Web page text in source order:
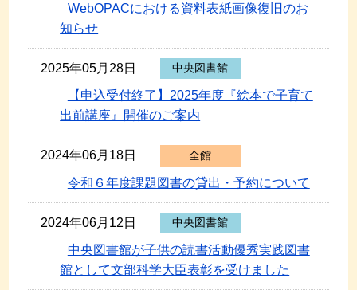
WebOPACにおける資料表紙画像復旧のお
知らせ
2025年05月28日 中央図書館
【申込受付終了】2025年度『絵本で子育て
出前講座』開催のご案内
2024年06月18日 全館
令和６年度課題図書の貸出・予約について
2024年06月12日 中央図書館
中央図書館が子供の読書活動優秀実践図書
館として文部科学大臣表彰を受けました